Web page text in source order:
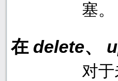
塞。
在 delete、
对